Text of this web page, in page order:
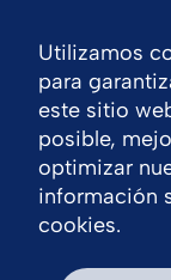
Utilizamos
para
este sitio
posible,
optimizar
información
cookies.